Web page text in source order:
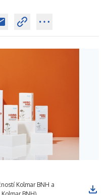
Kolmar BNH a